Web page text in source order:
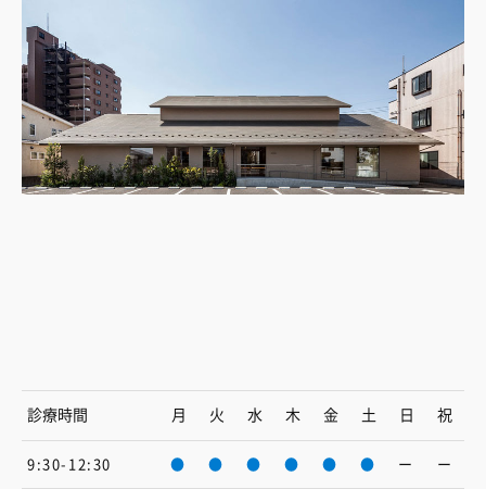
診療時間 月 火 水 木 金 土 日 祝
9:30-12:30 ● ● ● ● ● ● ー ー